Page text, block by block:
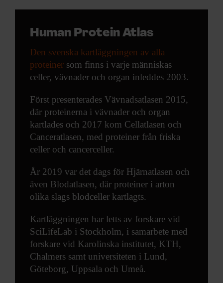
Human Protein Atlas
Den svenska kartläggningen av alla
proteiner som finns i varje människas
celler, vävnader och organ inleddes 2003.
Först presenterades Vävnadsatlasen 2015,
där proteinerna i vävnader och organ
kartlades och 2017 kom Cellatlasen och
Canceratlasen, med proteiner från friska
celler och cancerceller.
År 2019 var det dags för Hjärnatlasen och
även Blodatlasen, där proteiner i arton
olika slags blodceller kartlagts.
Kartläggningen har letts av forskare vid
SciLifeLab i Stockholm, i samarbete med
forskare vid Karolinska institutet, KTH,
Chalmers samt universiteten i Lund,
Göteborg, Uppsala och Umeå.